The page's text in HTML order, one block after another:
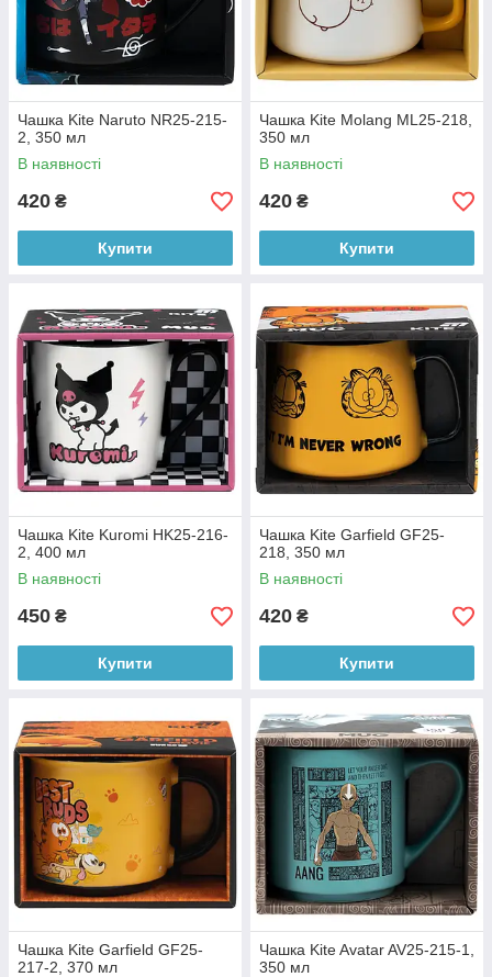
Чашка Kite Naruto NR25-215-
2, 350 мл
В наявності
420 ₴
Купити
Чашка Kite Molang ML25-218,
350 мл
В наявності
420 ₴
Купити
Чашка Kite Kuromi HK25-216-
2, 400 мл
В наявності
450 ₴
Купити
Чашка Kite Garfield GF25-
218, 350 мл
В наявності
420 ₴
Купити
Чашка Kite Garfield GF25-
217-2, 370 мл
Чашка Kite Avatar AV25-215-1,
350 мл